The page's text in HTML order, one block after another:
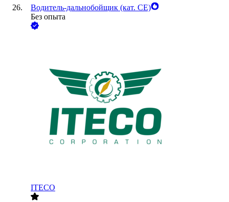
Водитель-дальнобойщик (кат. CE)
Без опыта
ITECO